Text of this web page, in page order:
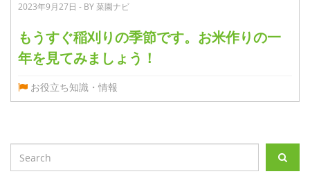
2023年9月27日 - BY 菜園ナビ
もうすぐ稲刈りの季節です。お米作りの一
年を見てみましょう！
お役立ち知識・情報